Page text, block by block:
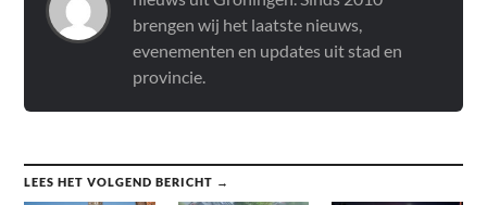
brengen wij het laatste nieuws,
evenementen en updates uit stad en
provincie.
LEES HET VOLGEND BERICHT →